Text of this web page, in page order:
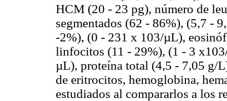
HCM (20 - 23 pg), número de
segmentados (62 - 86%), (5,7 -
-2%), (0 - 231 x 103/µL),
linfocitos (11 - 29%), (1 - 3
µL), proteína total (4,5 - 7,05 g/
de eritrocitos, hemoglobina,
estudiados al compararlos a los